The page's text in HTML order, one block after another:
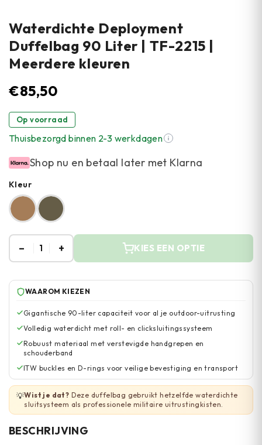
Waterdichte Deployment
Duffelbag 90 Liter | TF-2215 |
Meerdere kleuren
€85,50
Op voorraad
Thuisbezorgd binnen 2-3 werkdagen
Shop nu en betaal later met Klarna
Kleur
– 1 + KIES EEN OPTIE
WAAROM KIEZEN
Gigantische 90-liter capaciteit voor al je outdoor-uitrusting
Volledig waterdicht met roll- en clicksluitingssysteem
Robuust materiaal met verstevigde handgrepen en
schouderband
ITW buckles en D-rings voor veilige bevestiging en transport
💡Wist je dat? Deze duffelbag gebruikt hetzelfde waterdichte
sluitsysteem als professionele militaire uitrustingkisten.
BESCHRIJVING